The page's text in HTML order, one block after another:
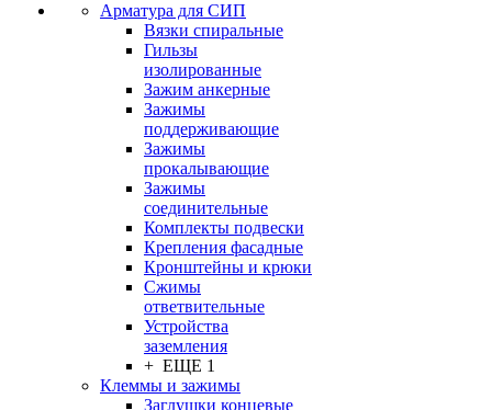
Арматура для СИП
Вязки спиральные
Гильзы
изолированные
Зажим анкерные
Зажимы
поддерживающие
Зажимы
прокалывающие
Зажимы
соединительные
Комплекты подвески
Крепления фасадные
Кронштейны и крюки
Сжимы
ответвительные
Устройства
заземления
+ ЕЩЕ 1
Клеммы и зажимы
Заглушки концевые